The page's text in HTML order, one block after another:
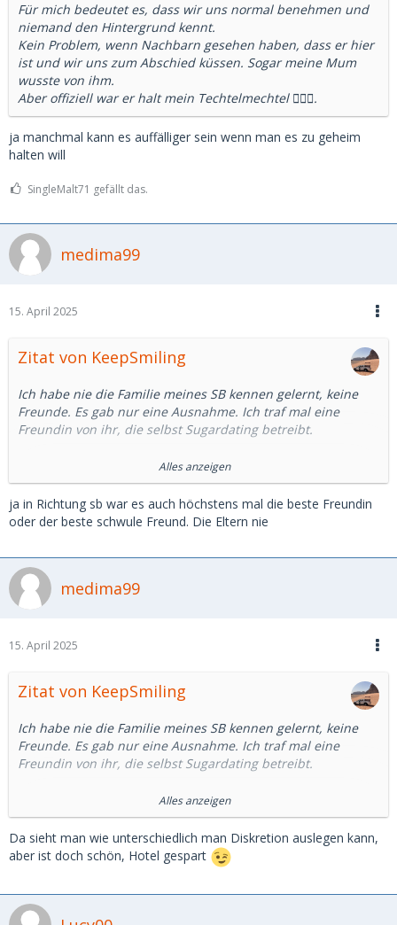
Für mich bedeutet es, dass wir uns normal benehmen und
niemand den Hintergrund kennt.
Kein Problem, wenn Nachbarn gesehen haben, dass er hier
ist und wir uns zum Abschied küssen. Sogar meine Mum
wusste von ihm.
Aber offiziell war er halt mein Techtelmechtel 🤷🏼‍♀️.
ja manchmal kann es auffälliger sein wenn man es zu geheim
halten will
SingleMalt71 gefällt das.
medima99
15. April 2025
Zitat von KeepSmiling
Ich habe nie die Familie meines SB kennen gelernt, keine
Freunde. Es gab nur eine Ausnahme. Ich traf mal eine
Freundin von ihr, die selbst Sugardating betreibt.
Zumindest in Großstädten ist eine diebezügliche
Indiskretion schon schwierig, weil es meist keinen Kontakt
zum Umfeld des anderen gibt.
wussten, wer und was ich bin. Übertriebene Diskretion wäre
da nicht angebracht.
Das mag auf dem Land anders sein.
Alles anzeigen
ja in Richtung sb war es auch höchstens mal die beste Freundin
oder der beste schwule Freund. Die Eltern nie
medima99
15. April 2025
Zitat von KeepSmiling
Ich habe nie die Familie meines SB kennen gelernt, keine
Freunde. Es gab nur eine Ausnahme. Ich traf mal eine
Freundin von ihr, die selbst Sugardating betreibt.
Zumindest in Großstädten ist eine diebezügliche
Indiskretion schon schwierig, weil es meist keinen Kontakt
zum Umfeld des anderen gibt.
Ein Ex SB hat mich mal ihrer Familie vorgestellt. Aber die
da nicht angebracht.
Alles anzeigen
Da sieht man wie unterschiedlich man Diskretion auslegen kann,
aber ist doch schön, Hotel gespart